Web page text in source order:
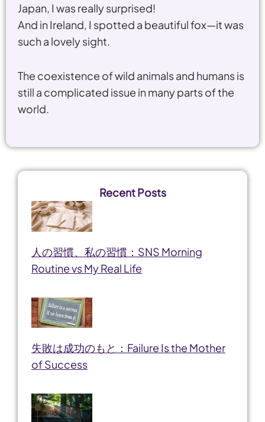
Japan, I was really surprised!
And in Ireland, I spotted a beautiful fox—it was
such a lovely sight.
The coexistence of wild animals and humans is
still a complicated issue in many parts of the
world.
Recent Posts
人の習慣、私の習慣：SNS Morning
Routine vs My Real Life
失敗は成功のもと：Failure Is the Mother
of Success